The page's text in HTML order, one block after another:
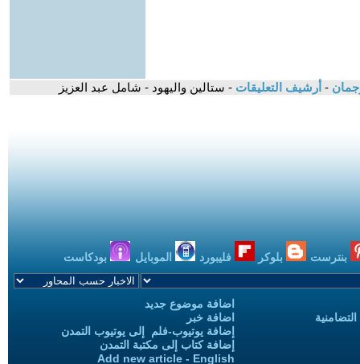
- أرشيف التعليقات - ستالين واليهود - شامل عبد العزيز
بنترست بلوكر فليبورد الموبايل بودكاست
اضافة موضوع جديد
اضافة خبر
إضافة يوتيوب-فلم إلى يوتيوب التمدن
إضافة كتاب إلى مكتبة التمدن
Add new article - English